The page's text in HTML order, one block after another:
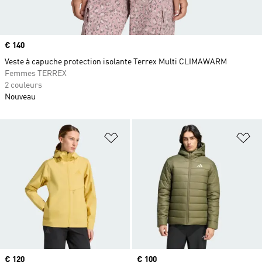
Ajouter à la Liste de produits
Prix
€ 120 Prix
€ 100
Prix
€ 140
Veste à capuche protection isolante Terrex Multi CLIMAWARM
Femmes TERREX
2 couleurs
Nouveau